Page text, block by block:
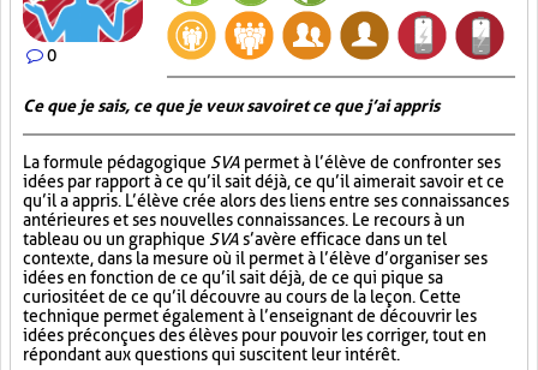
0
Ce que je sais, ce que je veux savoir et ce que j’ai appris
La formule pédagogique SVA permet à l’élève de confronter ses
idées par rapport à ce qu’il sait déjà, ce qu’il aimerait savoir et ce
qu’il a appris. L’élève crée alors des liens entre ses connaissances
antérieures et ses nouvelles connaissances. Le recours à un
tableau ou un graphique SVA s’avère efficace dans un tel
contexte, dans la mesure où il permet à l’élève d’organiser ses
idées en fonction de ce qu’il sait déjà, de ce qui pique sa
curiosité et de ce qu’il découvre au cours de la leçon. Cette
technique permet également à l’enseignant de découvrir les
idées préconçues des élèves pour pouvoir les corriger, tout en
répondant aux questions qui suscitent leur intérêt.